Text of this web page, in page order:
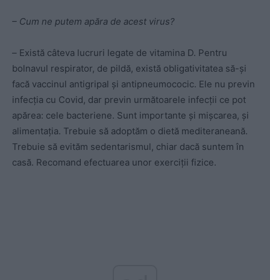
– Cum ne putem apăra de acest virus?
– Există câteva lucruri legate de vitamina D. Pentru
bolnavul respirator, de pildă, există obligativitatea să-și
facă vaccinul antigripal și antipneumococic. Ele nu previn
infecția cu Covid, dar previn următoarele infecții ce pot
apărea: cele bacteriene. Sunt importante și mișcarea, și
alimentația. Trebuie să adoptăm o dietă mediteraneană.
Trebuie să evităm sedentarismul, chiar dacă suntem în
casă. Recomand efectuarea unor exerciții fizice.